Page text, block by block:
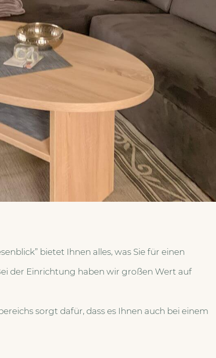
bietet Ihnen alles, was Sie für einen
der Einrichtung haben wir großen Wert auf
sorgt dafür, dass es Ihnen auch bei einem